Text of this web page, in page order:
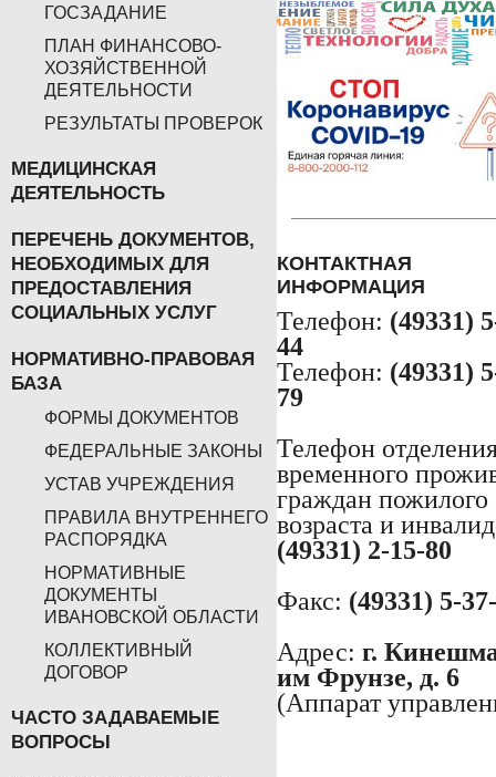
ГОСЗАДАНИЕ
ПЛАН ФИНАНСОВО-
ХОЗЯЙСТВЕННОЙ
ДЕЯТЕЛЬНОСТИ
РЕЗУЛЬТАТЫ ПРОВЕРОК
МЕДИЦИНСКАЯ
ДЕЯТЕЛЬНОСТЬ
ПЕРЕЧЕНЬ ДОКУМЕНТОВ,
НЕОБХОДИМЫХ ДЛЯ
ПРЕДОСТАВЛЕНИЯ
СОЦИАЛЬНЫХ УСЛУГ
НОРМАТИВНО-ПРАВОВАЯ
БАЗА
ФОРМЫ ДОКУМЕНТОВ
ФЕДЕРАЛЬНЫЕ ЗАКОНЫ
УСТАВ УЧРЕЖДЕНИЯ
ПРАВИЛА ВНУТРЕННЕГО
РАСПОРЯДКА
НОРМАТИВНЫЕ
ДОКУМЕНТЫ
ИВАНОВСКОЙ ОБЛАСТИ
КОЛЛЕКТИВНЫЙ
ДОГОВОР
ЧАСТО ЗАДАВАЕМЫЕ
ВОПРОСЫ
КОНТАКТНАЯ
ИНФОРМАЦИЯ
Телефон: (49331)
44
Телефон: (49331)
79
Телефон
временного
граждан пожилого
возраста и
(49331) 2-15-80
Факс: (49331) 5-
Адрес: г.
им Фрунзе, д. 6
(Аппарат